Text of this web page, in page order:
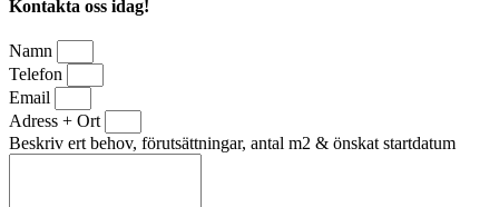
Kontakta oss idag!
Namn
Telefon
Email
Adress + Ort
Beskriv ert behov, förutsättningar, antal m2 & önskat startdatum